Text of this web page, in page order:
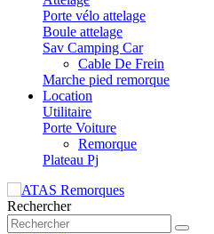
Porte vélo attelage
Boule attelage
Sav Camping Car
Cable De Frein
Marche pied remorque
Location
Utilitaire
Porte Voiture
Remorque
Plateau Pj
Rechercher